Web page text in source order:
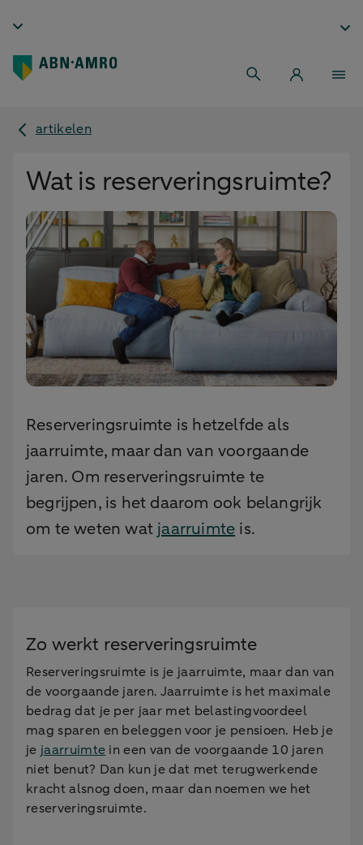
artikelen
Wat is reserveringsruimte?
Reserveringsruimte is hetzelfde als
jaarruimte, maar dan van voorgaande
jaren. Om reserveringsruimte te
begrijpen, is het daarom ook belangrijk
om te weten wat jaarruimte is.
Zo werkt reserveringsruimte
Reserveringsruimte is je jaarruimte, maar dan van
de voorgaande jaren. Jaarruimte is het maximale
bedrag dat je per jaar met belastingvoordeel
mag sparen en beleggen voor je pensioen. Heb je
je jaarruimte in een van de voorgaande 10 jaren
niet benut? Dan kun je dat met terugwerkende
kracht alsnog doen, maar dan noemen we het
reserveringsruimte.